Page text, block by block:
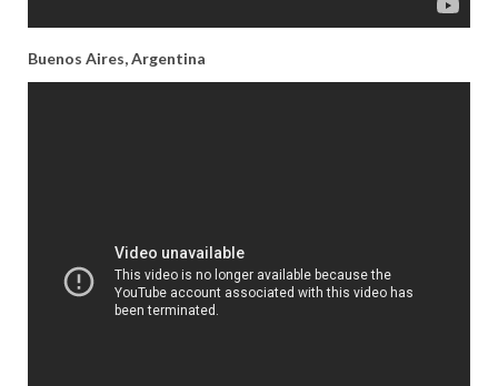
Buenos Aires, Argentina